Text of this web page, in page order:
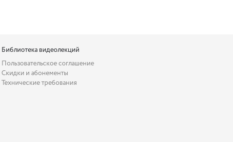
Библиотека видеолекций
Пользовательское соглашение
Скидки и абонементы
Технические требования